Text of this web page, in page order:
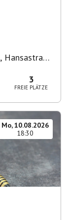
, Hansastraße
3
FREIE PLÄTZE
Mo, 10.08.2026
18:30